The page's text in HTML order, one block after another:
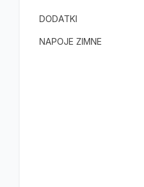
DODATKI
NAPOJE ZIMNE